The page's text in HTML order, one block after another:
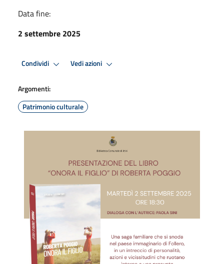
Data fine:
2 settembre 2025
Condividi Vedi azioni
Argomenti:
Patrimonio culturale